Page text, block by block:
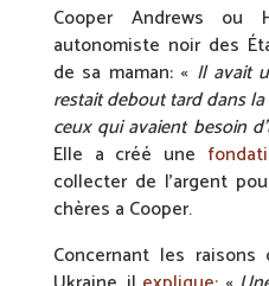
Cooper Andrews
autonomiste noir des
de sa maman: « Il avait
restait debout tard dans
ceux qui avaient besoin
Elle a créé une
collecter de l’argent
chères a Cooper.
Concernant les